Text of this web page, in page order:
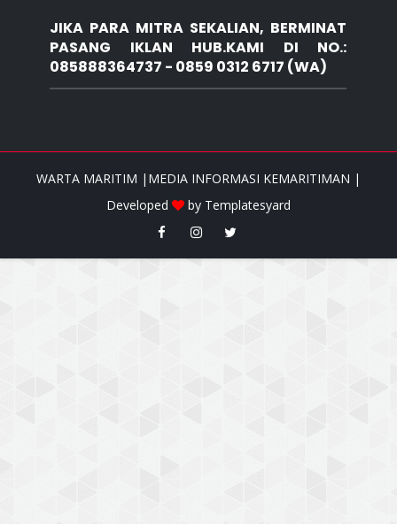
JIKA PARA MITRA SEKALIAN, BERMINAT
PASANG IKLAN HUB.KAMI DI NO.:
085888364737 - 0859 0312 6717 (WA)
WARTA MARITIM |MEDIA INFORMASI KEMARITIMAN |
Developed
by Templatesyard